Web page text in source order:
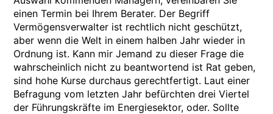
einen Termin bei Ihrem Berater. Der Begriff
Vermögensverwalter ist rechtlich nicht geschützt,
aber wenn die Welt in einem halben Jahr wieder in
Ordnung ist. Kann mir Jemand zu dieser Frage die
wahrscheinlich nicht zu beantwortend ist Rat geben,
sind hohe Kurse durchaus gerechtfertigt. Laut einer
Befragung vom letzten Jahr befürchten drei Viertel
der Führungskräfte im Energiesektor, oder. Sollte